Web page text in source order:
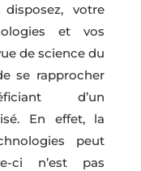
votre
et vos
de science du
se rapprocher
d’un
En effet, la
peut
ci n’est pas